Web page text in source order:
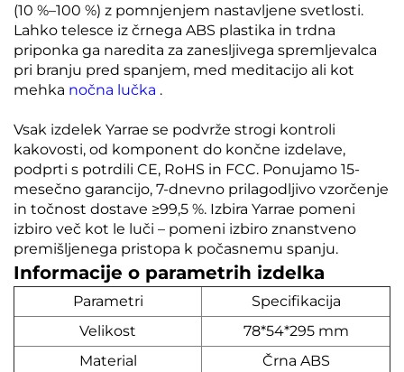
(10 %–100 %) z pomnjenjem nastavljene svetlosti.
Lahko telesce iz črnega ABS plastika in trdna
priponka ga naredita za zanesljivega spremljevalca
pri branju pred spanjem, med meditacijo ali kot
mehka nočna lučka .
Vsak izdelek Yarrae se podvrže strogi kontroli
kakovosti, od komponent do končne izdelave,
podprti s potrdili CE, RoHS in FCC. Ponujamo 15-
mesečno garancijo, 7-dnevno prilagodljivo vzorčenje
in točnost dostave ≥99,5 %. Izbira Yarrae pomeni
izbiro več kot le luči – pomeni izbiro znanstveno
premišljenega pristopa k počasnemu spanju.
Informacije o parametrih izdelka
Parametri
Specifikacija
Velikost
78*54*295 mm
Material
Črna ABS